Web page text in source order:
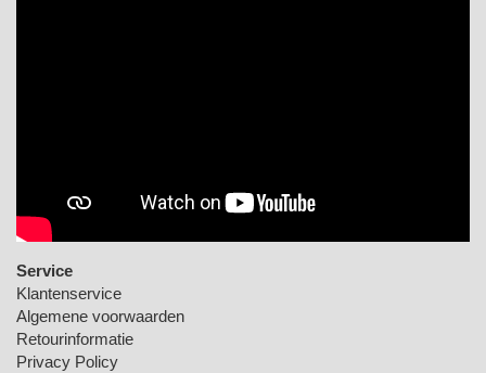
Service
Klantenservice
Algemene voorwaarden
Retourinformatie
Privacy Policy